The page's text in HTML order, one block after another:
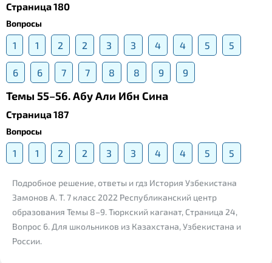
Страница 180
Вопросы
1 1 2 2 3 3 4 4 5 5
6 6 7 7 8 8 9 9
Темы 55–56. Абу Али Ибн Сина
Страница 187
Вопросы
1 1 2 2 3 3 4 4 5 5
Подробное решение, ответы и гдз История Узбекистана
Замонов А. Т. 7 класс 2022 Республиканский центр
образования Темы 8–9. Тюркский каганат, Страница 24,
Вопрос 6. Для школьников из Казахстана, Узбекистана и
России.